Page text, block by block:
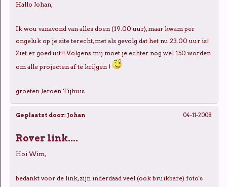
Hallo Johan,
Ik wou vanavond van alles doen (19.00 uur), maar kwam per
ongeluk op je site terecht, met als gevolg dat het nu 23.00 uur is!
Ziet er goed uit!! Volgens mij moet je echter nog wel 150 worden
om alle projecten af te krijgen !
groeten Jeroen Tijhuis
04-11-2008
Geplaatst door: Johan
Rover link....
Hoi Wim,
bedankt voor de link, zijn inderdaad veel (ook bruikbare) foto's